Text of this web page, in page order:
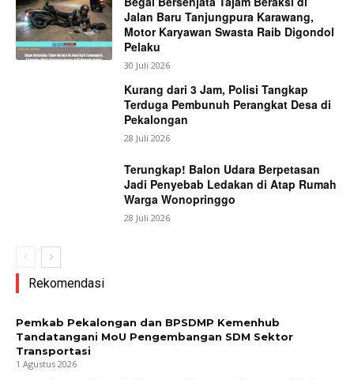
Jalan Baru Tanjungpura Karawang,
Motor Karyawan Swasta Raib Digondol
Pelaku
30 Juli 2026
Kurang dari 3 Jam, Polisi Tangkap
Terduga Pembunuh Perangkat Desa di
Pekalongan
28 Juli 2026
Terungkap! Balon Udara Berpetasan
Jadi Penyebab Ledakan di Atap Rumah
Warga Wonopringgo
28 Juli 2026
Rekomendasi
Pemkab Pekalongan dan BPSDMP Kemenhub
Tandatangani MoU Pengembangan SDM Sektor
Transportasi
1 Agustus 2026